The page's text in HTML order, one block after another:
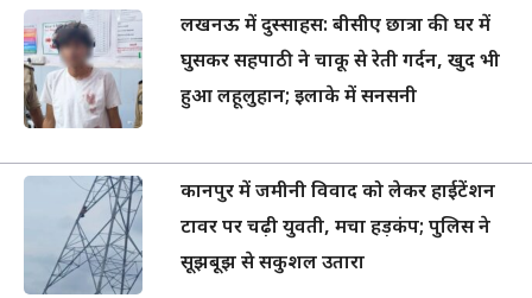
लखनऊ में दुस्साहस: बीसीए छात्रा की घर में
घुसकर सहपाठी ने चाकू से रेती गर्दन, खुद भी
हुआ लहूलुहान; इलाके में सनसनी
कानपुर में जमीनी विवाद को लेकर हाईटेंशन
टावर पर चढ़ी युवती, मचा हड़कंप; पुलिस ने
सूझबूझ से सकुशल उतारा